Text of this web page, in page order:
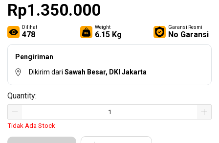
Rp1.350.000
Dilihat
478
Weight
6.15 Kg
Garansi Resmi
No Garansi
Pengiriman
Dikirim dari Sawah Besar, DKI Jakarta
Quantity:
Tidak Ada Stock
Other
Hardware
Tools